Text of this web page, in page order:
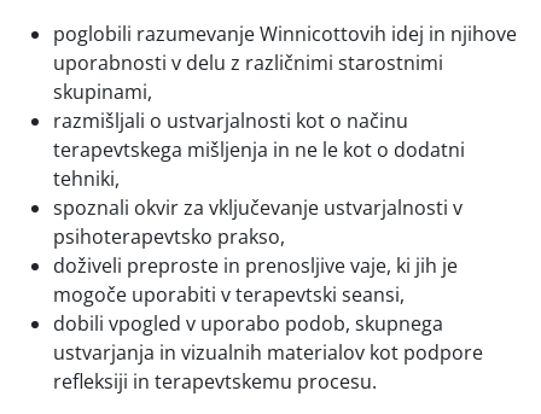
poglobili razumevanje Winnicottovih idej in njihove
uporabnosti v delu z različnimi starostnimi
skupinami,
razmišljali o ustvarjalnosti kot o načinu
terapevtskega mišljenja in ne le kot o dodatni
tehniki,
spoznali okvir za vključevanje ustvarjalnosti v
psihoterapevtsko prakso,
doživeli preproste in prenosljive vaje, ki jih je
mogoče uporabiti v terapevtski seansi,
dobili vpogled v uporabo podob, skupnega
ustvarjanja in vizualnih materialov kot podpore
refleksiji in terapevtskemu procesu.